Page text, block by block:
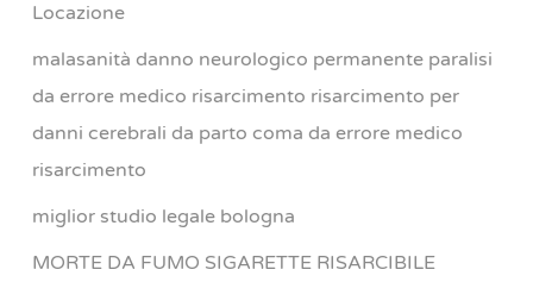
Locazione
malasanità danno neurologico permanente paralisi
da errore medico risarcimento risarcimento per
danni cerebrali da parto coma da errore medico
risarcimento
miglior studio legale bologna
MORTE DA FUMO SIGARETTE RISARCIBILE